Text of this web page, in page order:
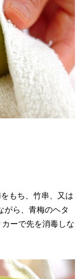
もち、竹串、又は
がら、青梅のヘタ
ーで先を消毒しな